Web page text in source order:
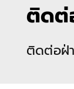
ติดต่
ติดต่อฝ่